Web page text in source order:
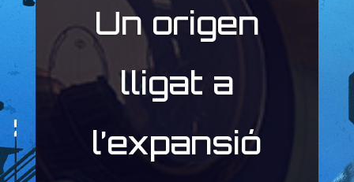
Un origen
lligat a
l’expansió